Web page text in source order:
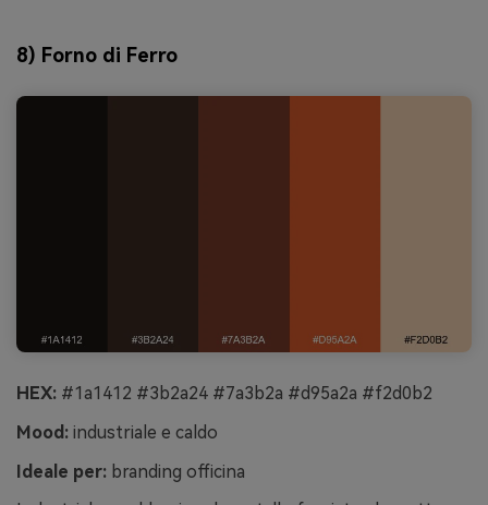
8) Forno di Ferro
HEX: #1a1412 #3b2a24 #7a3b2a #d95a2a #f2d0b2
Mood: industriale e caldo
Ideale per: branding officina